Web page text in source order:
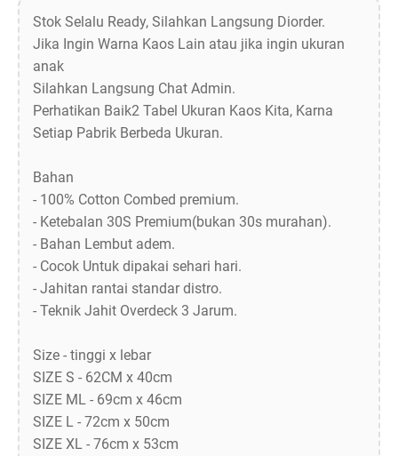
Stok Selalu Ready, Silahkan Langsung Diorder.
Jika Ingin Warna Kaos Lain atau jika ingin ukuran
anak
Silahkan Langsung Chat Admin.
Perhatikan Baik2 Tabel Ukuran Kaos Kita, Karna
Setiap Pabrik Berbeda Ukuran.
Bahan
- 100% Cotton Combed premium.
- Ketebalan 30S Premium(bukan 30s murahan).
- Bahan Lembut adem.
- Cocok Untuk dipakai sehari hari.
- Jahitan rantai standar distro.
- Teknik Jahit Overdeck 3 Jarum.
Size - tinggi x lebar
SIZE S - 62CM x 40cm
SIZE ML - 69cm x 46cm
SIZE L - 72cm x 50cm
SIZE XL - 76cm x 53cm